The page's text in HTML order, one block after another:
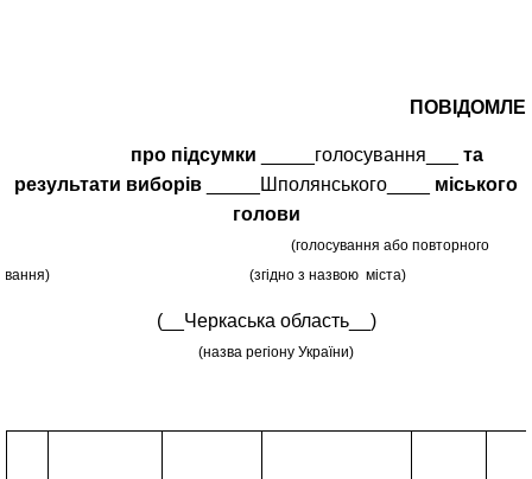
про підсумки _____голосування___
та
результати виборів
_____Шполянського____ міського
голови
(голосування або повторного
(згідно з назвою міста)
(__Черкаська область__)
(назва регіону України)